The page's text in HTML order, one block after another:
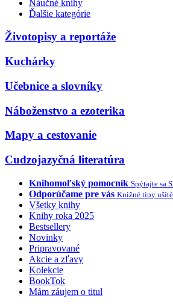
Náučné knihy
Ďalšie kategórie
Životopisy a reportáže
Kuchárky
Učebnice a slovníky
Náboženstvo a ezoterika
Mapy a cestovanie
Cudzojazyčná literatúra
Knihomoľský pomocník Spýtajte sa
Odporúčame pre vás Knižné tipy
Všetky knihy
Knihy roka 2025
Bestsellery
Novinky
Pripravované
Akcie a zľavy
Kolekcie
BookTok
Mám záujem o titul